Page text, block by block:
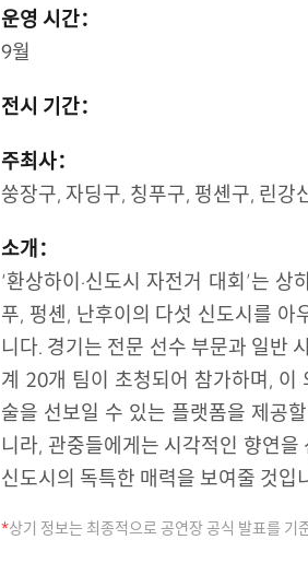
운영 시간：
9월
전시 기간：
주최사：
쑹장구, 자딩구, 칭푸구, 펑셴구, 린강
소개：
‘환상하이·신도시 자전거 대회’는
푸, 펑셴, 난후이의 다섯 신도시를
니다. 경기는 전문 선수 부문과 일반
계 20개 팀이 초청되어 참가하며,
술을 선보일 수 있는 플랫폼을 제공
니라, 관중들에게는 시각적인 향연
신도시의 독특한 매력을 보여줄 것입
*상기 정보는 최종적으로 공연장 공식 발표를